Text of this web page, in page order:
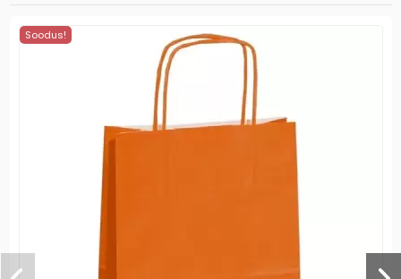
Soodus!